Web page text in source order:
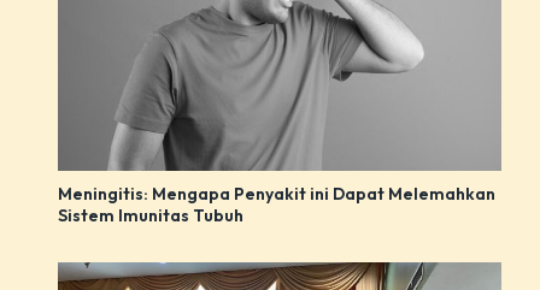
Meningitis: Mengapa Penyakit ini Dapat Melemahkan
Sistem Imunitas Tubuh